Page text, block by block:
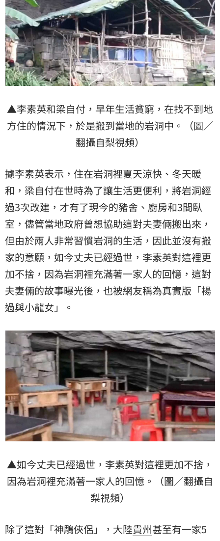
▲李素英和梁自付，早年生活貧窮，在找不到地
方住的情況下，於是搬到當地的岩洞中。（圖／
翻攝自梨視頻）
據李素英表示，住在岩洞裡夏天涼快、冬天暖
和，梁自付在世時為了讓生活更便利，將岩洞經
過3次改建，才有了現今的豬舍、廚房和3間臥
室，儘管當地政府曾想協助這對夫妻倆搬出來，
但由於兩人非常習慣岩洞的生活，因此並沒有搬
家的意願，如今丈夫已經過世，李素英對這裡更
加不捨，因為岩洞裡充滿著一家人的回憶，這對
夫妻倆的故事曝光後，也被網友稱為真實版「楊
過與小龍女」。
▲如今丈夫已經過世，李素英對這裡更加不捨，
因為岩洞裡充滿著一家人的回憶。（圖／翻攝自
梨視頻）
除了這對「神鵰俠侶」，大陸貴州甚至有一家5